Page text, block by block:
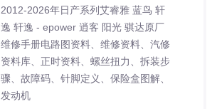
2012-2026年日产系列艾睿雅 蓝鸟 轩
逸 轩逸 - epower 逍客 阳光 骐达原厂
维修手册电路图资料、维修资料、汽修
资料库、正时资料、螺丝扭力、拆装步
骤、故障码、针脚定义、保险盒图解、
发动机